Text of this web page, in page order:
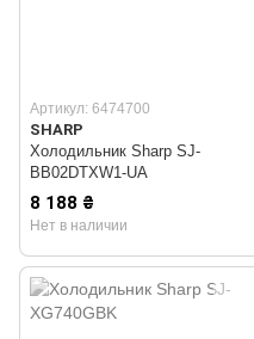
Артикул: 6474700
SHARP
Холодильник Sharp SJ-
BB02DTXW1-UA
8 188 ₴
Нет в наличии